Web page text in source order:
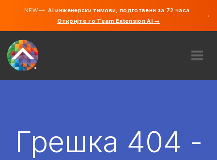
NEW —AI инженерски тимови, подготвени за 72 часа.
Откријте го Team Extension AI →
×
АНГАЖИРАЈ
Грешка 404 -